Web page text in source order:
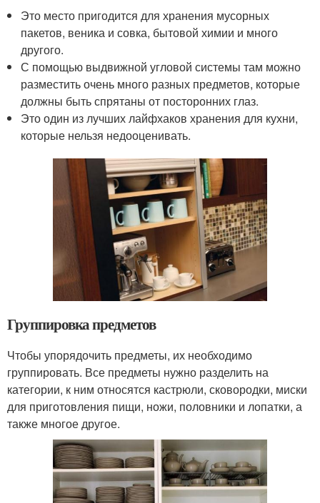
Это место пригодится для хранения мусорных
пакетов, веника и совка, бытовой химии и много
другого.
С помощью выдвижной угловой системы там можно
разместить очень много разных предметов, которые
должны быть спрятаны от посторонних глаз.
Это один из лучших лайфхаков хранения для кухни,
которые нельзя недооценивать.
Группировка предметов
Чтобы упорядочить предметы, их необходимо
группировать. Все предметы нужно разделить на
категории, к ним относятся кастрюли, сковородки, миски
для приготовления пищи, ножи, половники и лопатки, а
также многое другое.